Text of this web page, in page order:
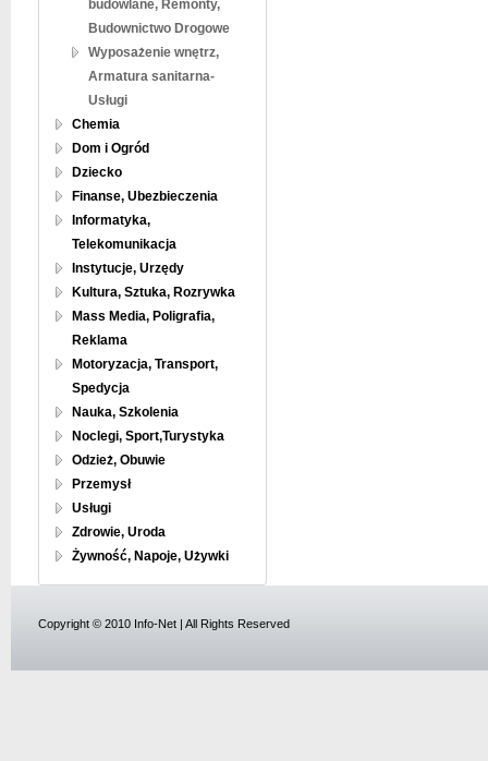
budowlane, Remonty,
Budownictwo Drogowe
Wyposażenie wnętrz,
Armatura sanitarna-
Usługi
Chemia
Dom i Ogród
Dziecko
Finanse, Ubezbieczenia
Informatyka,
Telekomunikacja
Instytucje, Urzędy
Kultura, Sztuka, Rozrywka
Mass Media, Poligrafia,
Reklama
Motoryzacja, Transport,
Spedycja
Nauka, Szkolenia
Noclegi, Sport,Turystyka
Odzież, Obuwie
Przemysł
Usługi
Zdrowie, Uroda
Żywność, Napoje, Używki
Copyright © 2010 Info-Net | All Rights Reserved